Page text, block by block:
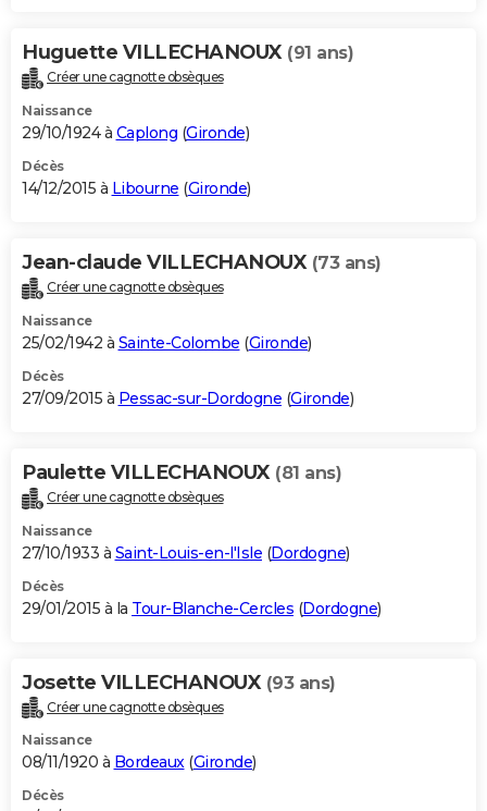
Huguette VILLECHANOUX (91 ans)
Créer une cagnotte obsèques
Naissance
29/10/1924 à Caplong (Gironde)
Décès
14/12/2015 à Libourne (Gironde)
Jean-claude VILLECHANOUX (73 ans)
Créer une cagnotte obsèques
Naissance
25/02/1942 à Sainte-Colombe (Gironde)
Décès
27/09/2015 à Pessac-sur-Dordogne (Gironde)
Paulette VILLECHANOUX (81 ans)
Créer une cagnotte obsèques
Naissance
27/10/1933 à Saint-Louis-en-l'Isle (Dordogne)
Décès
29/01/2015 à la Tour-Blanche-Cercles (Dordogne)
Josette VILLECHANOUX (93 ans)
Créer une cagnotte obsèques
Naissance
08/11/1920 à Bordeaux(Gironde)
Décès